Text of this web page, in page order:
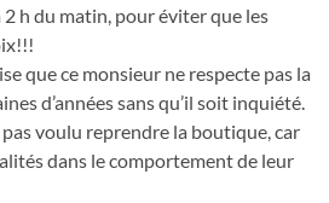
2 h du matin, pour éviter que les
que ce monsieur ne respecte pas la
d’années sans qu’il soit inquiété.
pas voulu reprendre la boutique, car
dans le comportement de leur